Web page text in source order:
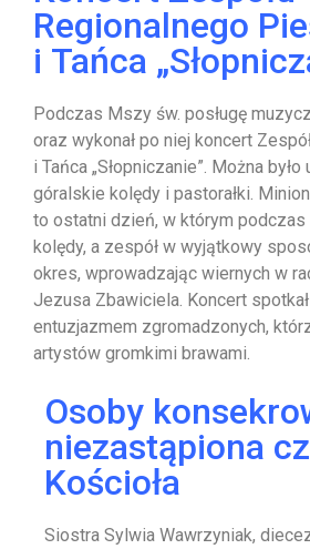
Regionalnego
i Tańca
Podczas Mszy św. posługę
oraz wykonał po niej koncert
i Tańca „Słopniczanie”. Można
góralskie kolędy i pastorałki.
to ostatni dzień, w którym
kolędy, a zespół w wyjątkowy
okres, wprowadzając wiernych w
Jezusa Zbawiciela. Koncert
entuzjazmem zgromadzonych,
artystów gromkimi brawami.
Osoby
niezastąpiona
Kościoła
Siostra Sylwia Wawrzyniak,